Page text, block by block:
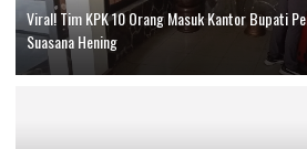
Viral! Tim KPK 10 Orang Masuk Kantor Bupati
Suasana Hening